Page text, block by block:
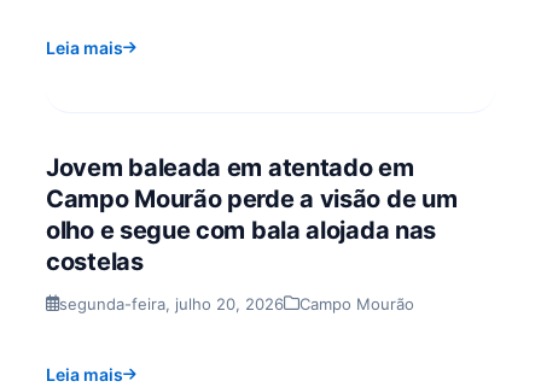
Leia mais
Jovem baleada em atentado em
Campo Mourão perde a visão de um
olho e segue com bala alojada nas
costelas
segunda-feira, julho 20, 2026 Campo Mourão
Leia mais